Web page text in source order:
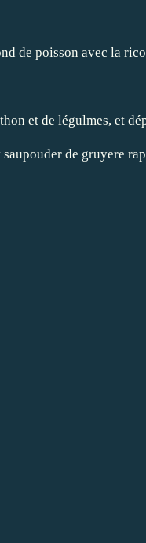
de poisson avec la
et de légulmes, et
de gruyere